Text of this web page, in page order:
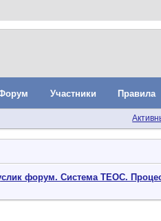
Участники Правила
форум. Система ТЕОС.